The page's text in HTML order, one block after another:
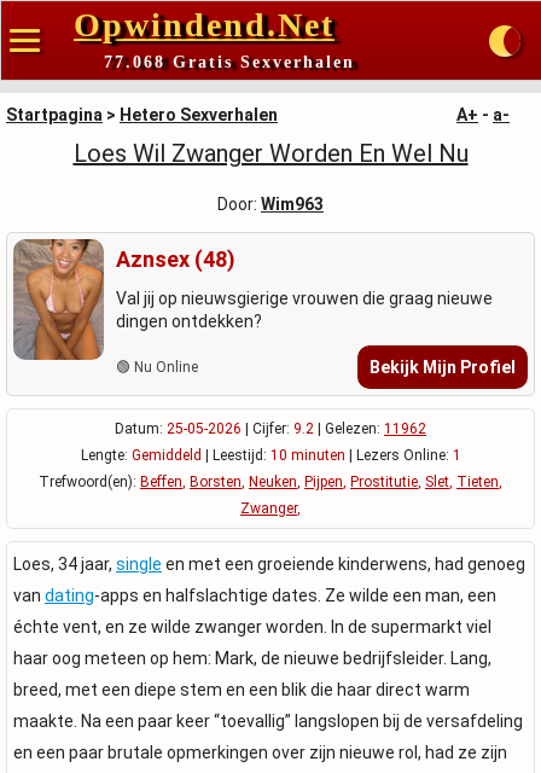
Opwindend.Net
77.068 Gratis Sexverhalen
Startpagina > Hetero Sexverhalen A+ - a-
Loes Wil Zwanger Worden En Wel Nu
Door: Wim963
Aznsex (48)
Val jij op nieuwsgierige vrouwen die graag nieuwe
dingen ontdekken?
🟢 Nu Online Bekijk Mijn Profiel
Datum: 25-05-2026 | Cijfer: 9.2 | Gelezen: 11962
Lengte: Gemiddeld | Leestijd: 10 minuten | Lezers Online: 1
Trefwoord(en): Beffen, Borsten, Neuken, Pijpen, Prostitutie, Slet, Tieten,
Zwanger,
Loes, 34 jaar, single en met een groeiende kinderwens, had genoeg
van dating-apps en halfslachtige dates. Ze wilde een man, een
échte vent, en ze wilde zwanger worden. In de supermarkt viel
haar oog meteen op hem: Mark, de nieuwe bedrijfsleider. Lang,
breed, met een diepe stem en een blik die haar direct warm
maakte. Na een paar keer “toevallig” langslopen bij de versafdeling
en een paar brutale opmerkingen over zijn nieuwe rol, had ze zijn